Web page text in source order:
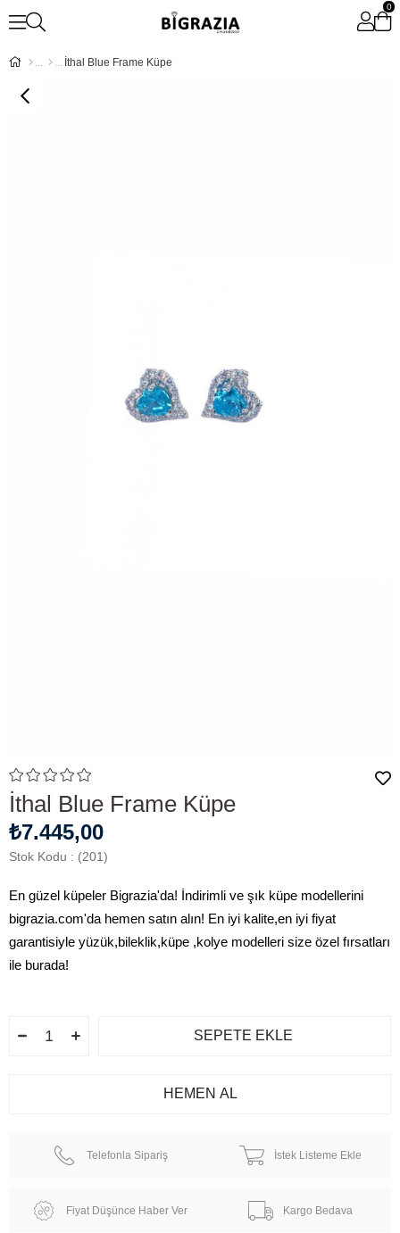
0
İthal Blue Frame Küpe
İthal Blue Frame Küpe
₺7.445,00
Stok Kodu (201)
En güzel küpeler Bigrazia'da! İndirimli ve şık küpe modellerini
bigrazia.com'da hemen satın alın! En iyi kalite,en iyi fiyat
garantisiyle yüzük,bileklik,küpe ,kolye modelleri size özel fırsatları
ile burada!
Telefonla Sipariş İstek Listeme Ekle
Fiyat Düşünce Haber Ver Kargo Bedava